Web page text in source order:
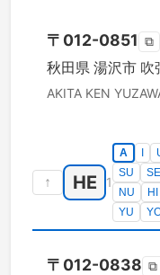
〒 012-0851 ⧉
秋田県 湯沢市 吹
AKITA KEN
↑ HE 1
A
SU
SE
NU
HI
YU
〒 012-0838 ⧉